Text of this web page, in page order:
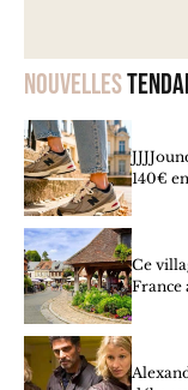
Nouvelles
140€
Ce
France